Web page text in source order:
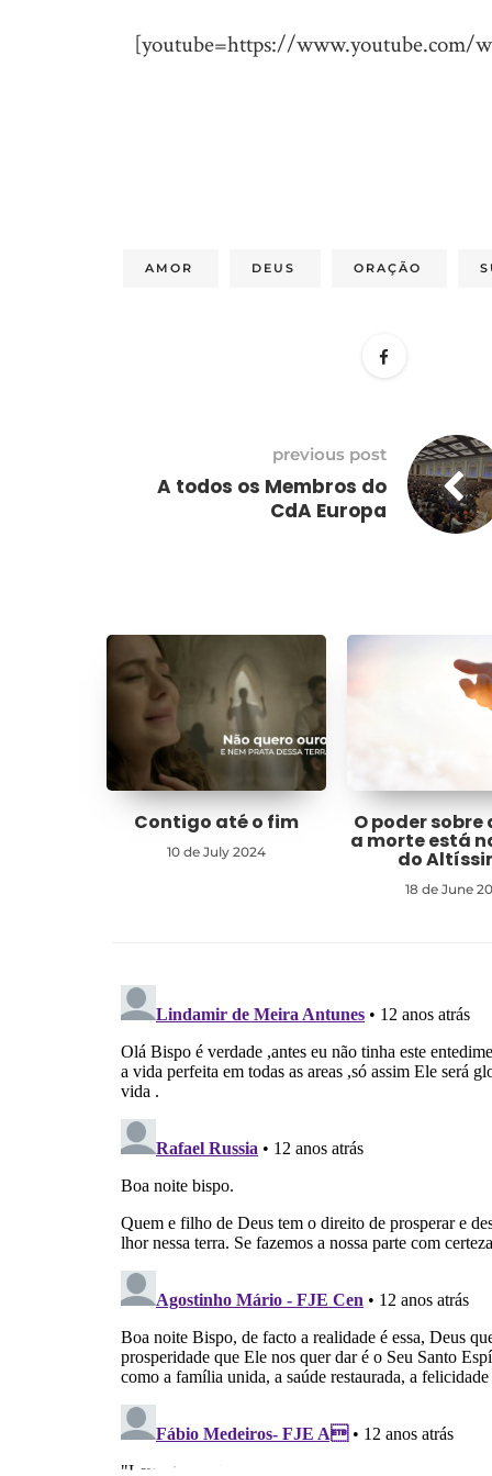
[youtube=https://www.youtube.com/
AMOR DEUS ORAÇÃO
previous post
A todos os Membros do
CdA Europa
Contigo até o fim
10 de July 2024
O poder sobre
a morte está
do
18 de June